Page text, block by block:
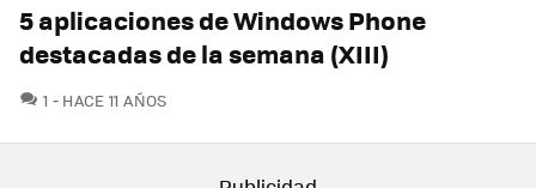
5 aplicaciones de Windows Phone
destacadas de la semana (XIII)
1 COMENTARIOS
HACE 11 AÑOS